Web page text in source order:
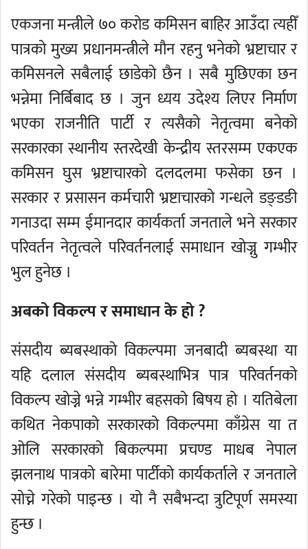
एकजना मन्त्रीले ७० करोड कमिसन बाहिर आउँदा त्यहीँ
पात्रको मुख्य प्रधानमन्त्रीले मौन रहनु भनेको भ्रष्टाचार र
कमिसनले सबैलाई छाडेको छैन । सबै मुछिएका छन
भन्नेमा निर्बिबाद छ । जुन ध्यय उदेश्य लिएर निर्माण
भएका राजनीति पार्टी र त्यसैको नेतृत्वमा बनेको
सरकारका स्थानीय स्तरदेखी केन्द्रीय स्तरसम्म एकएक
कमिसन घुस भ्रष्टाचारको दलदलमा फसेका छन ।
सरकार र प्रसासन कर्मचारी भ्रष्टाचारको गन्धले डङ्डङी
गनाउदा सम्म ईमानदार कार्यकर्ता जनताले भने सरकार
परिवर्तन नेतृत्वले परिवर्तनलाई समाधान खोज्नु गम्भीर
भुल हुनेछ ।
अबको विकल्प र समाधान के हो ?
संसदीय ब्यबस्थाको विकल्पमा जनबादी ब्यबस्था या
यहि दलाल संसदीय ब्यबस्थाभित्र पात्र परिवर्तनको
विकल्प खोज्ने भन्ने गम्भीर बहसको बिषय हो । यतिबेला
कथित नेकपाको सरकारको विकल्पमा काँग्रेस या त
ओलि सरकारको बिकल्पमा प्रचण्ड माधब नेपाल
झलनाथ पात्रको बारेमा पार्टीको कार्यकर्ताले र जनताले
सोच्ने गरेको पाइन्छ । यो नै सबैभन्दा त्रुटिपूर्ण समस्या
हुन्छ ।